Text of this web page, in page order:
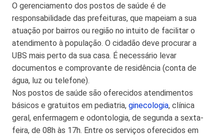
O gerenciamento dos postos de saúde é de
responsabilidade das prefeituras, que mapeiam a sua
atuação por bairros ou região no intuito de facilitar o
atendimento à população. O cidadão deve procurar a
UBS mais perto da sua casa. É necessário levar
documentos e comprovante de residência (conta de
água, luz ou telefone).
Nos postos de saúde são oferecidos atendimentos
básicos e gratuitos em pediatria, ginecologia, clínica
geral, enfermagem e odontologia, de segunda a sexta-
feira, de 08h às 17h. Entre os serviços oferecidos em